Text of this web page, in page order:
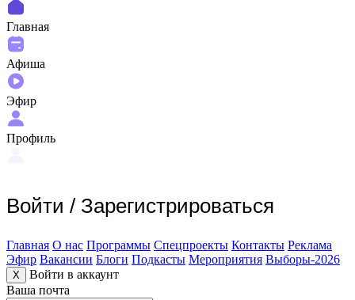
Главная
Афиша
Эфир
Профиль
Войти / Зарегистрироваться
Главная О нас Программы Спецпроекты Контакты Реклама
Эфир Вакансии Блоги Подкасты Мероприятия Выборы-2026
X
Войти в аккаунт
Ваша почта